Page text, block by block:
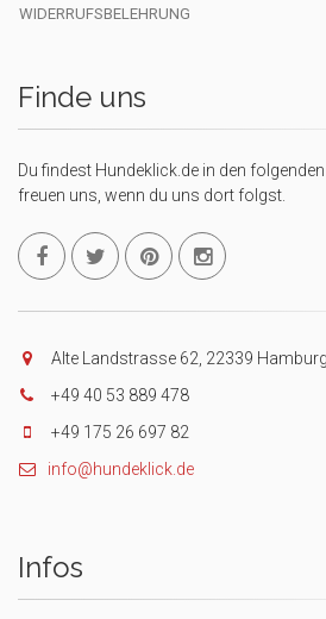
WIDERRUFSBELEHRUNG
Finde uns
Du findest Hundeklick.de in den
freuen uns, wenn du uns dort folgst.
Alte Landstrasse 62, 22339 Hamburg
+49 40 53 889 478
+49 175 26 697 82
info@hundeklick.de
Infos